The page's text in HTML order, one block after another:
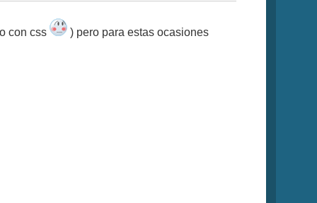
con css ) pero para estas ocasiones